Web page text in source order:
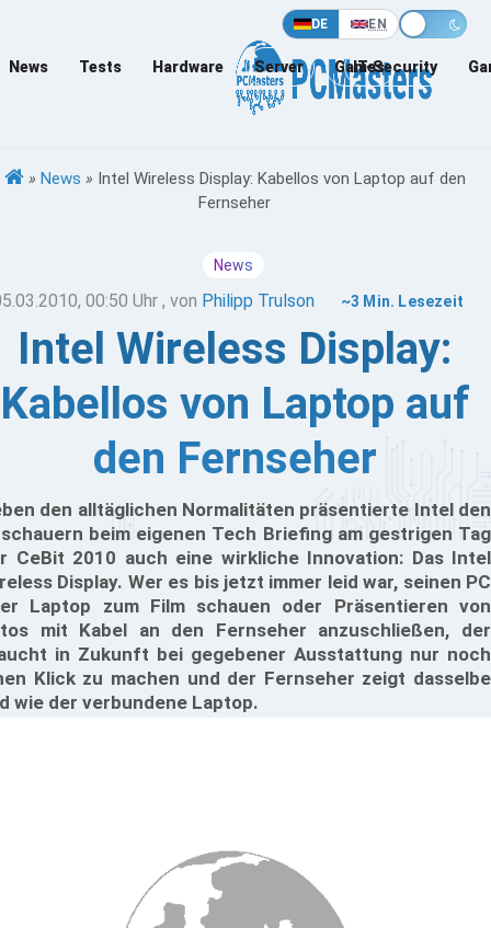
DE EN
News Tests Hardware Server Games
IT-Security
» News » Intel Wireless Display: Kabellos von Laptop auf den
Fernseher
News
00:50 Uhr , von Philipp Trulson ~3 Min. Lesezeit
Intel Wireless Display:
Kabellos von Laptop auf
den Fernseher
den alltäglichen Normalitäten präsentierte Intel den
beim eigenen Tech Briefing am gestrigen Tag
CeBit 2010 auch eine wirkliche Innovation: Das Intel
Display. Wer es bis jetzt immer leid war, seinen PC
Laptop zum Film schauen oder Präsentieren von
mit Kabel an den Fernseher anzuschließen, der
in Zukunft bei gegebener Ausstattung nur noch
Klick zu machen und der Fernseher zeigt dasselbe
wie der verbundene Laptop.